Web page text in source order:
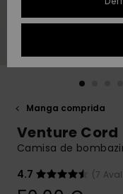
PRESENTE
DESEJO
Manga comprida
Venture Cord
Camisa de
4.7
(7